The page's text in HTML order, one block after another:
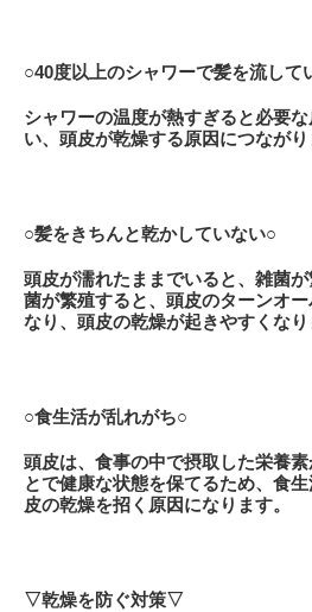
○40度以上のシャワーで髪を流して
シャワーの温度が熱すぎると必要
い、頭皮が乾燥する原因につながり
○髪をきちんと乾かしていない○
頭皮が濡れたままでいると、雑菌
菌が繁殖すると、頭皮のターンオ
なり、頭皮の乾燥が起きやすくなり
○食生活が乱れがち○
頭皮は、食事の中で摂取した栄養
とで健康な状態を保てるため、食
皮の乾燥を招く原因になります。
▽乾燥を防ぐ対策▽